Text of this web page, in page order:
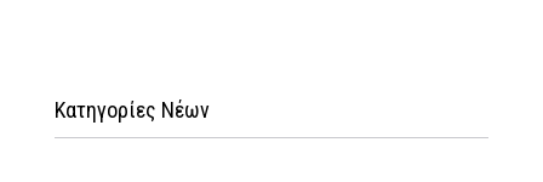
Κατηγορίες Νέων